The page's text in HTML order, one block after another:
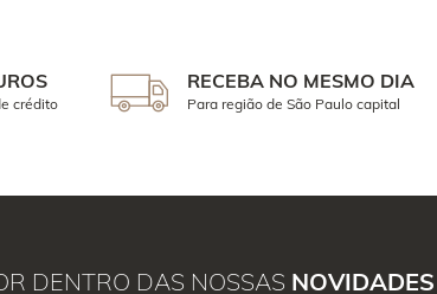
crédito
RECEBA NO MESMO DIA
Para região de São Paulo capital
DENTRO DAS NOSSAS NOVIDADES